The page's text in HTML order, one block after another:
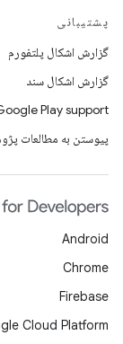
پشتیبانی
گزارش اشکال پلتفورم
گزارش اشکال سند
Play support
پیوستن به مطالعات
Android
Chrome
Firebase
Cloud Platform